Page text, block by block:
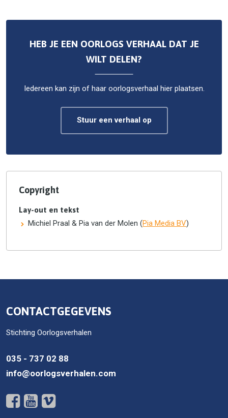
HEB JE EEN OORLOGS VERHAAL DAT JE
WILT DELEN?
Iedereen kan zijn of haar oorlogsverhaal hier plaatsen.
Stuur een verhaal op
Copyright
Lay-out en tekst
Michiel Praal & Pia van der Molen (Pia Media BV)
CONTACTGEGEVENS
Stichting Oorlogsverhalen
035 - 737 02 88
info@oorlogsverhalen.com